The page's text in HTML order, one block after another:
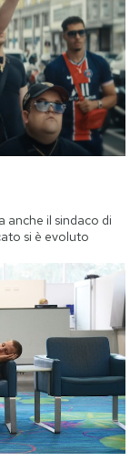
anche il sindaco di
si è evoluto